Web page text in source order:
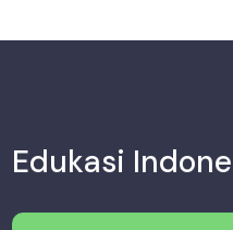
Edukasi